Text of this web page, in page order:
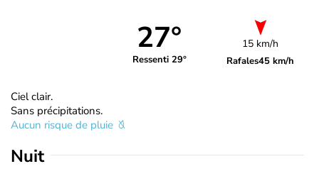
27°
Ressenti 29°
15 km/h
Rafales45 km/h
Ciel clair.
Sans précipitations.
Aucun risque de pluie
Nuit